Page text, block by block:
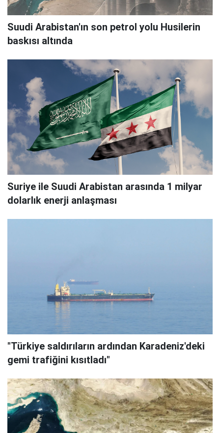
Suudi Arabistan'ın son petrol yolu Husilerin
baskısı altında
Suriye ile Suudi Arabistan arasında 1 milyar
dolarlık enerji anlaşması
"Türkiye saldırıların ardından Karadeniz'deki
gemi trafiğini kısıtladı"